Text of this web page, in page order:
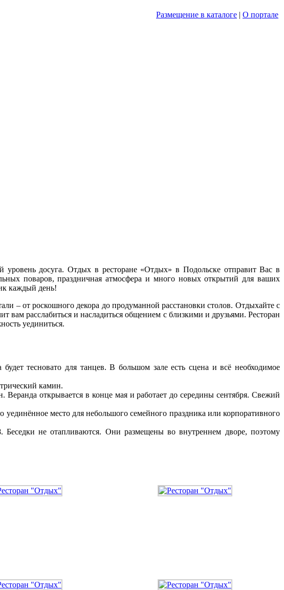
Размещение в каталоге | О портале
досуга. Отдых в ресторане «Отдых» в Подольске отправит Вас в
поваров, праздничная атмосфера и много новых открытий для ваших
каждый день!
– от роскошного декора до продуманной расстановки столов. Отдыхайте с
вам расслабиться и насладиться общением с близкими и друзьями. Ресторан
уединиться.
тесновато для танцев. В большом зале есть сцена и всё необходимое
камин.
открывается в конце мая и работает до середины сентября. Свежий
уединённое место для небольшого семейного праздника или корпоративного
Беседки не отапливаются. Они размещены во внутреннем дворе, поэтому